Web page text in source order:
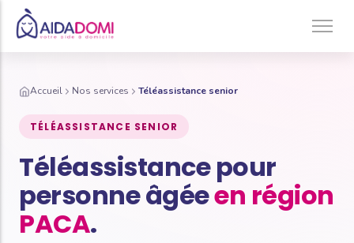
Jardinage & Bricolage
Aide aux personnes âgées
Accompagnement du handicap
Téléassistance
Accueil Nos services Téléassistance senior
TÉLÉASSISTANCE SENIOR
Téléassistance pour
personne âgéeen région
PACA.